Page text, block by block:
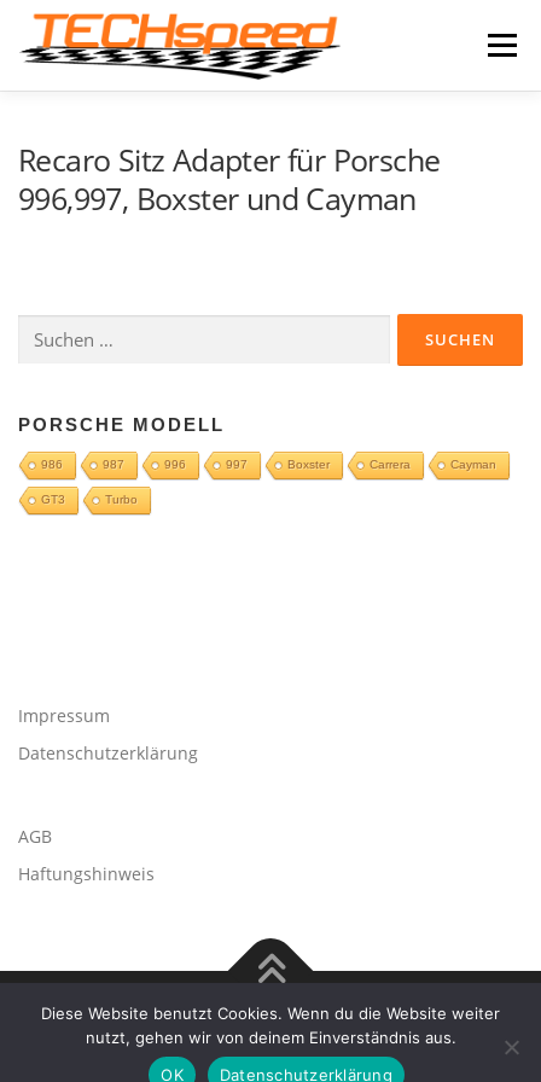
springen
Menü
Recaro Sitz Adapter für Porsche
996,997, Boxster und Cayman
nach:
PORSCHE MODELL
986 987 996 997 Boxster Carrera Cayman
GT3 Turbo
Impressum
Datenschutzerklärung
AGB
Haftungshinweis
Copyright © 2026 TECHspeed - Freie Porsche Werkstatt–
OnePress
Theme von FameThemes
Diese Website benutzt Cookies. Wenn du die Website weiter
nutzt, gehen wir von deinem Einverständnis aus.
OK
Datenschutzerklärung